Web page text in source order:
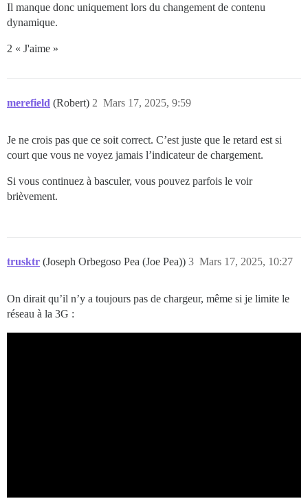
Il manque donc uniquement lors du changement de contenu
dynamique.
2 « J'aime »
merefield (Robert) Mars 17, 2025, 9:59
2
Je ne crois pas que ce soit correct. C’est juste que le retard est si
court que vous ne voyez jamais l’indicateur de chargement.
Si vous continuez à basculer, vous pouvez parfois le voir
brièvement.
trusktr (Joseph Orbegoso Pea (Joe Pea)) Mars 17, 2025, 10:27
3
On dirait qu’il n’y a toujours pas de chargeur, même si je limite le
réseau à la 3G :